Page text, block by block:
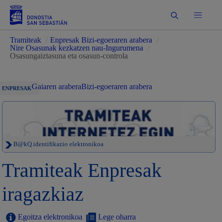
Bilatu
Tramiteak Enpresak Bizi-egoeraren arabera
Nire Osasunak kezkatzen nau-Ingurumena
Osasungaiztasuna eta osasun-controla
ENPRESAKGaiaren araberaBizi-egoeraren arabera
B@kQ identifikazio elektronikoa
Tramiteak Enpresak
iragazkiaz
Egoitza elektronikoa Lege oharra